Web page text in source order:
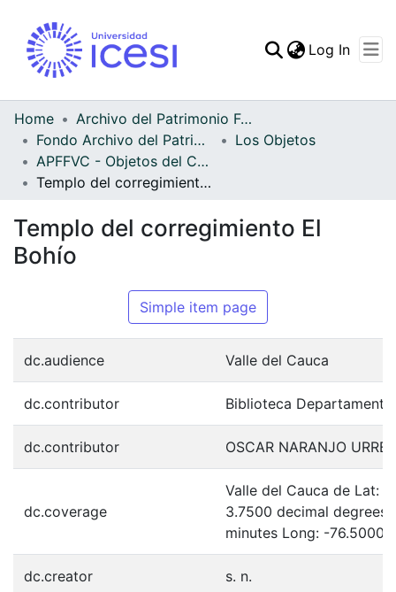
Statistics
Log In
Home
Archivo del Patrimonio Fotográfico y Fílmico del Valle del Cauca
Fondo Archivo del Patrimonio Fotográfico y Fílmico del Valle del Cauca
Los Objetos
APFFVC - Objetos del Culto - Patrimonial
Templo del corregimiento El Bohío
Templo del corregimiento El
Bohío
Simple item page
dc.audience Valle del Cauca
dc.contributor Biblioteca
dc.contributor OSCAR NARANJO
dc.coverage
Valle del Cauca de Lat:
3.7500 decimal degrees
minutes Long: -76.5000
dc.creator s. n.